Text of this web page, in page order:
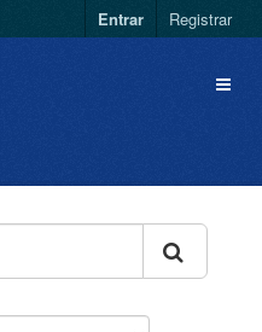
Entrar Registrar